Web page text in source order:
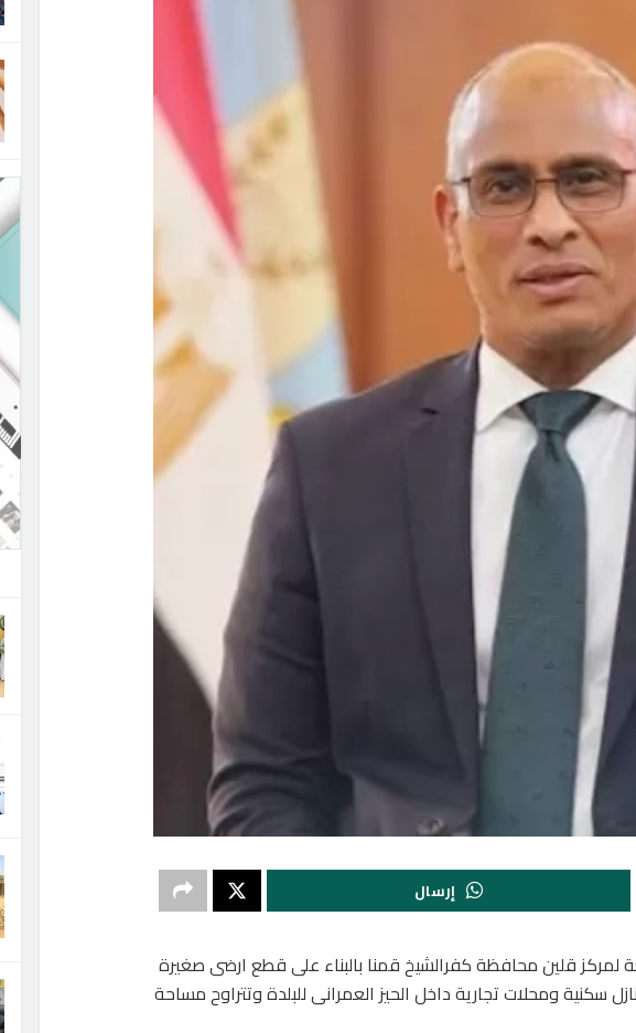
إرسال
لمركز قلين محافظة كفرالشيخ قمنا بالبناء على قطع ارضى صغيرة
ومحلات تجارية داخل الحيز العمرانى للبلدة وتتراوح مساحة